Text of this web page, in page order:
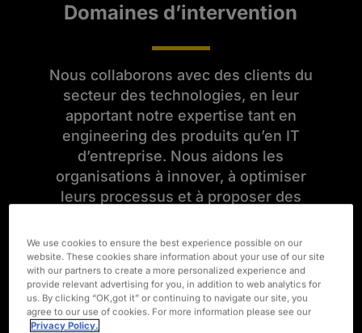
Domaines d’intervention
Nous collaborons avec des clients du
secteur des technologies, en leur
apportant notre expertise tant en
engineering des produits qu’en IT
d’entreprise. Nous aidons les
organisations à innover, à optimiser
leurs processus et à proposer des
d’un monde connecté. Grâce à leurs
compétences techniques pointues et à
leur connaissance du secteur, nos
équipes vous aident à atteindre vos
objectifs plus rapidement.
We use cookies to ensure the best experience possible on our
website. These cookies share information about your use of our site
with our partners to create a more personalized experience and
provide relevant advertising for you, in addition to web analytics for
us. By clicking “OK,got it” or continuing to navigate our site, you
agree to our use of cookies. For more information please see our
Privacy Policy.